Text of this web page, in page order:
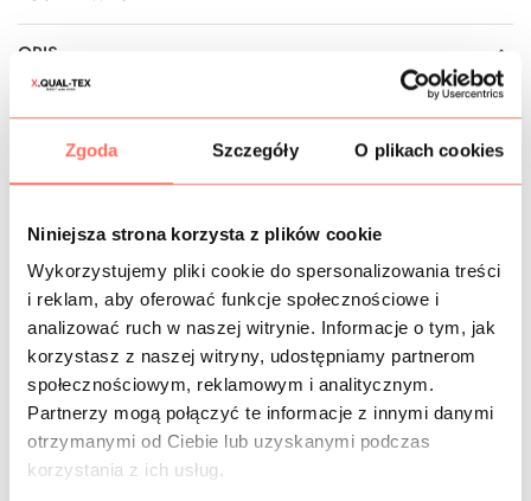
Zgoda Szczegóły O plikach cookies
Niniejsza strona korzysta z plików cookie
Wykorzystujemy pliki cookie do spersonalizowania treści
i reklam, aby oferować funkcje społecznościowe i
analizować ruch w naszej witrynie. Informacje o tym, jak
korzystasz z naszej witryny, udostępniamy partnerom
społecznościowym, reklamowym i analitycznym.
Partnerzy mogą połączyć te informacje z innymi danymi
otrzymanymi od Ciebie lub uzyskanymi podczas
korzystania z ich usług.
OPIS
devore w błyszczące, duże liście na
wysokogatunkowy. Wzory strukturalne, kryjące, w
odcieniach pastelowych – jasny róż i seledynowy. Tło
lśnieniem.
Cechy: materiał prześwitujący w miejscach bez wzoru, co
w wielu przypadkach wiąże się z koniecznością
zastosowania podszewki. Jest nieelastyczny, cienki i dość
utrzymuje kształt
, co umożliwia uszycie sukienki
z bufkami lub innej odzieży z odstającymi elementami.
Duża szerokość, wysoka plastyczność i łatwość w
formowaniu pozwala spełnić najśmielsze wizje
projektantów i stworzyć zjawiskową kreację o
rozbudowanej konstrukcji.